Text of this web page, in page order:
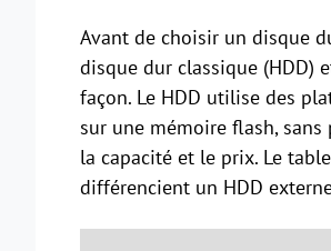
Avant de choisir un disque
disque dur classique (HDD)
façon. Le HDD utilise des
sur une mémoire flash,
la capacité et le prix. Le
différencient un HDD